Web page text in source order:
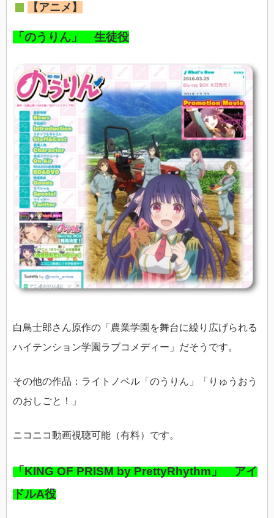
【アニメ】
「のうりん」 生徒役
白鳥士郎さん原作の「農業学園を舞台に繰り広げられる
ハイテンション学園ラブコメディー」だそうです。
その他の作品：ライトノベル「のうりん」「りゅうおう
のおしごと！」
ニコニコ動画視聴可能（有料）です。
「KING OF PRISM by PrettyRhythm」 アイ
ドルA役